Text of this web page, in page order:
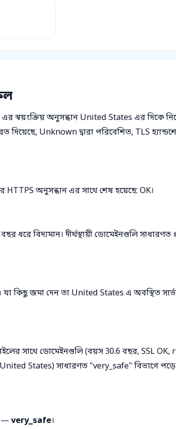
এর স্বয়ংক্রিয় অনুসন্ধান United States এর দিকে
দিয়েছে, Unknown দ্বারা পরিবেশিত, TLS
অনুসন্ধান এর সাথে শেষ হয়েছে: OK।
ধরে বিদ্যমান। দীর্ঘস্থায়ী ডোমেইনগুলি সাধারণত
যা কিছু জমা দেন তা United States এ অবস্থিত
সাথে ডোমেইনগুলি (বয়স 30.6 বছর, SSL
States) সাধারণত "very_safe" বিভাগে
— very_safe।